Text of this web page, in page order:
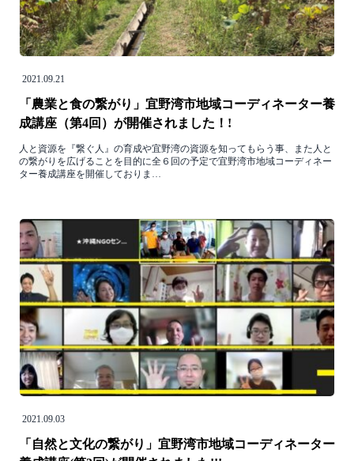
2021.09.21
「農業と食の繋がり」宜野湾市地域コーディネーター養
成講座（第4回）が開催されました！!
人と資源を『繋ぐ人』の育成や宜野湾の資源を知ってもらう事、また人と
の繋がりを広げることを目的に全６回の予定で宜野湾市地域コーディネー
ター養成講座を開催しておりま…
2021.09.03
「自然と文化の繋がり」宜野湾市地域コーディネーター